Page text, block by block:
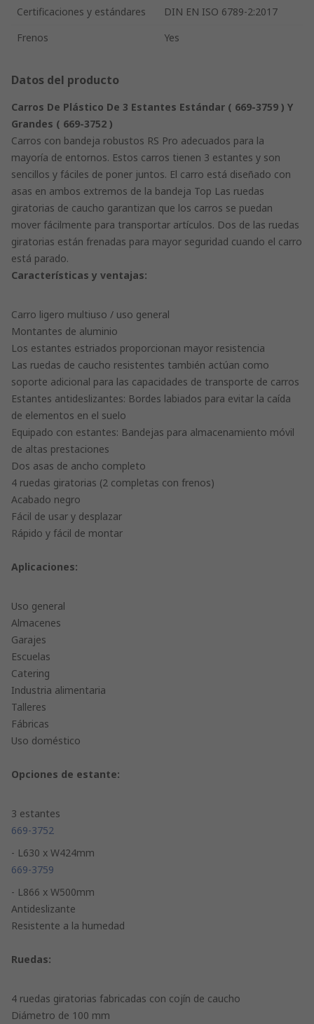
Certificaciones y estándares
DIN EN ISO 6789-2:2017
Frenos
Yes
Datos del producto
Carros De Plástico De 3 Estantes Estándar ( 669-3759 ) Y
Grandes ( 669-3752 )
Carros con bandeja robustos RS Pro adecuados para la
mayoría de entornos. Estos carros tienen 3 estantes y son
sencillos y fáciles de poner juntos. El carro está diseñado con
asas en ambos extremos de la bandeja Top Las ruedas
giratorias de caucho garantizan que los carros se puedan
mover fácilmente para transportar artículos. Dos de las ruedas
giratorias están frenadas para mayor seguridad cuando el carro
está parado.
Características y ventajas:
Carro ligero multiuso / uso general
Montantes de aluminio
Los estantes estriados proporcionan mayor resistencia
Las ruedas de caucho resistentes también actúan como
soporte adicional para las capacidades de transporte de carros
Estantes antideslizantes: Bordes labiados para evitar la caída
de elementos en el suelo
Equipado con estantes: Bandejas para almacenamiento móvil
de altas prestaciones
Dos asas de ancho completo
4 ruedas giratorias (2 completas con frenos)
Acabado negro
Fácil de usar y desplazar
Rápido y fácil de montar
Aplicaciones:
Uso general
Almacenes
Garajes
Escuelas
Catering
Industria alimentaria
Talleres
Fábricas
Uso doméstico
Opciones de estante:
3 estantes
669-3752
- L630 x W424mm
669-3759
- L866 x W500mm
Antideslizante
Resistente a la humedad
Ruedas:
4 ruedas giratorias fabricadas con cojín de caucho
Diámetro de 100 mm